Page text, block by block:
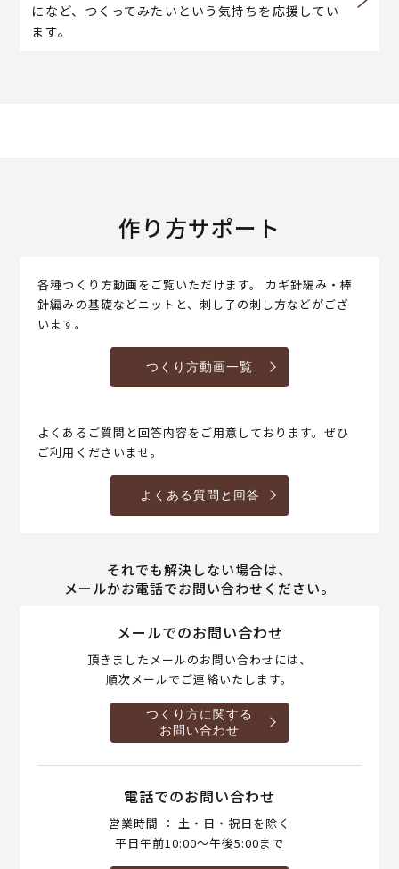
になど、つくってみたいという気持ちを応援してい
ます。
作り方サポート
各種つくり方動画をご覧いただけます。 カギ針編み・棒
針編みの基礎などニットと、刺し子の刺し方などがござ
います。
つくり方動画一覧
よくあるご質問と回答内容をご用意しております。ぜひ
ご利用くださいませ。
よくある質問と回答
それでも解決しない場合は、
メールかお電話でお問い合わせください。
メールでのお問い合わせ
頂きましたメールのお問い合わせには、
順次メールでご連絡いたします。
つくり方に関する
お問い合わせ
電話でのお問い合わせ
営業時間 ： 土・日・祝日を除く
平日午前10:00～午後5:00まで